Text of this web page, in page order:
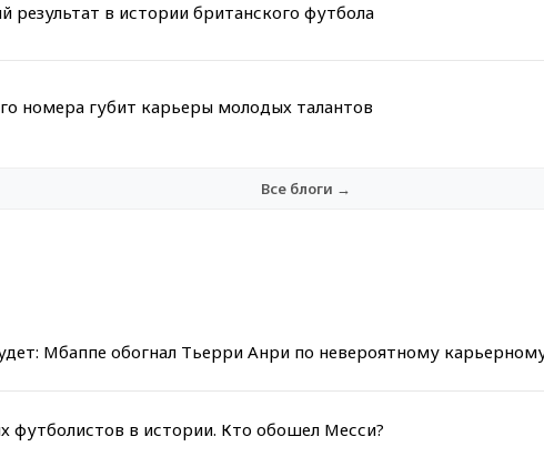
результат в истории британского футбола
номера губит карьеры молодых талантов
Все блоги →
Мбаппе обогнал Тьерри Анри по невероятному
футболистов в истории. Кто обошел Месси?